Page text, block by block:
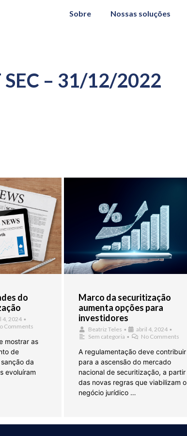
Sobre Nossas soluções
SEC – 31/12/2022
do
4, 2024 •
Comments
mostrar as
de
da
evoluíram
Marco da securitização
aumenta opções para
investidores
Beatriz Teles • abril 4, 2024 •
Sem categoria • No Comments
A regulamentação deve contribuir
para a ascensão do mercado
nacional de securitização, a partir
das novas regras que viabilizam o
negócio jurídico …